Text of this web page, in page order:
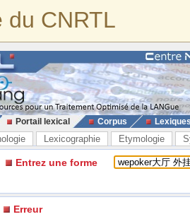
du CNRTL
Portail lexical Corpus
Lexicographie Etymologie
Entrez une forme
Erreur